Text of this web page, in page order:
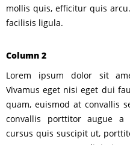
mollis quis, efficitur quis
facilisis ligula.
Column 2
Lorem ipsum dolor sit
Vivamus eget nisi eget dui
quam, euismod at convallis
convallis porttitor augue a
cursus quis suscipit ut,